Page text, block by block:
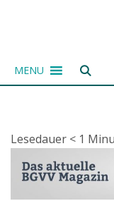
MENU
Lesedauer < 1